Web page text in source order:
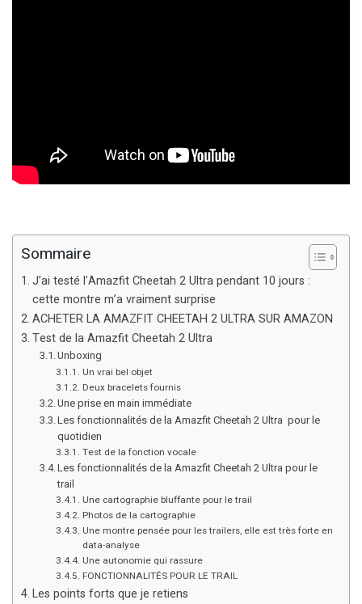
Sommaire
J’ai testé l’Amazfit Cheetah 2 Ultra pendant 10 jours :
cette montre m’a vraiment surprise
ACHETER LA AMAZFIT CHEETAH 2 ULTRA SUR AMAZON
Test de la Amazfit Cheetah 2 Ultra
Unboxing
Un vrai bel objet
Deux bracelets fournis
Une prise en main immédiate
Les fonctionnalités de la Amazfit Cheetah 2 Ultra pour le
quotidien
Test de la fonction vocale
Les fonctionnalités de la Amazfit Cheetah 2 Ultra pour le
trail
Une cartographie bluffante pour le trail
Photos de la cartographie
Une montre pensée pour les trailers, elle est très forte en
data-analyse
Une autonomie qui rassure
FONCTIONNALITÉS POUR LE TRAIL
Les points forts que je retiens